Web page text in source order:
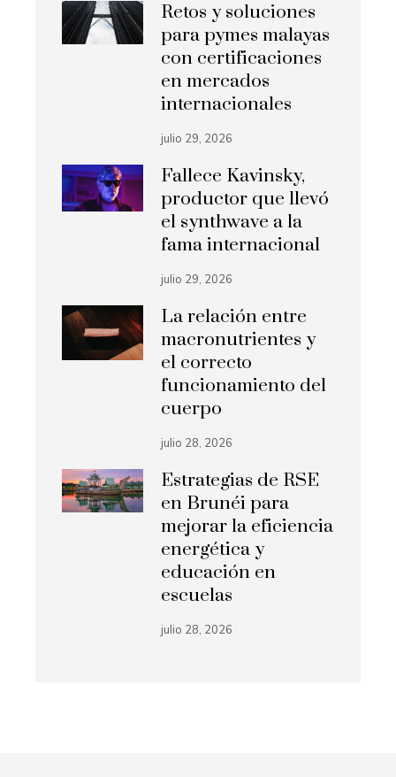
Retos y soluciones
para pymes malayas
con certificaciones
en mercados
internacionales
julio 29, 2026
Fallece Kavinsky,
productor que llevó
el synthwave a la
fama internacional
julio 29, 2026
La relación entre
macronutrientes y
el correcto
funcionamiento del
cuerpo
julio 28, 2026
Estrategias de RSE
en Brunéi para
mejorar la eficiencia
energética y
educación en
escuelas
julio 28, 2026